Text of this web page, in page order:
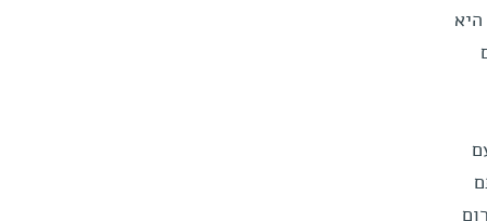
עם